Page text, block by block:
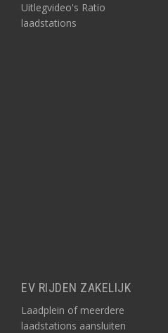
Uitlegvideo's Ratio
laadstations
EV RIJDEN ZAKELIJK
Laadplein of meerdere
laadstations aansluiten